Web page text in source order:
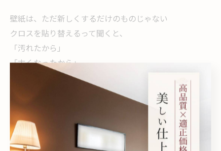
壁紙は、ただ新しくするだけのものじゃない
クロスを貼り替えるって聞くと、
「汚れたから」
「古くなったから」
それが理由になることが多いです。
でも本当は、
その家に合った空間を整える作業やと思ってます。
歴史を知ると、